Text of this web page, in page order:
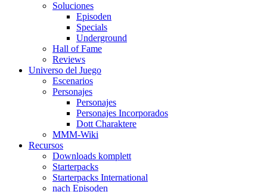
Soluciones
Episoden
Specials
Underground
Hall of Fame
Reviews
Universo del Juego
Escenarios
Personajes
Personajes
Personajes Incorporados
Dott Charaktere
MMM-Wiki
Recursos
Downloads komplett
Starterpacks
Starterpacks International
nach Episoden